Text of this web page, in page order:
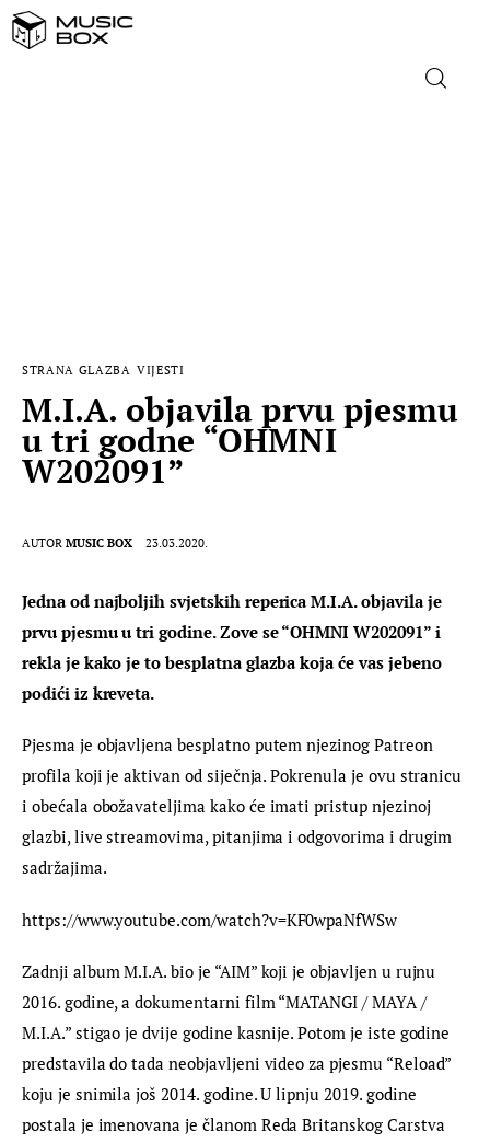
MUSIC BOX
STRANA GLAZBA VIJESTI
M.I.A. objavila prvu pjesmu
u tri godne “OHMNI
W202091”
AUTOR MUSIC BOX 23.03.2020.
Jedna od najboljih svjetskih reperica M.I.A. objavila je
prvu pjesmu u tri godine. Zove se “OHMNI W202091” i
rekla je kako je to besplatna glazba koja će vas jebeno
podići iz kreveta.
Pjesma je objavljena besplatno putem njezinog Patreon
profila koji je aktivan od siječnja. Pokrenula je ovu stranicu
i obećala obožavateljima kako će imati pristup njezinoj
glazbi, live streamovima, pitanjima i odgovorima i drugim
sadržajima.
https://www.youtube.com/watch?v=KF0wpaNfWSw
Zadnji album M.I.A. bio je “AIM” koji je objavljen u rujnu
2016. godine, a dokumentarni film “MATANGI / MAYA /
M.I.A.” stigao je dvije godine kasnije. Potom je iste godine
predstavila do tada neobjavljeni video za pjesmu “Reload”
koju je snimila još 2014. godine. U lipnju 2019. godine
postala je imenovana je članom Reda Britanskog Carstva